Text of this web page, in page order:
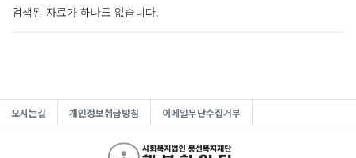
검색된 자료가 하나도 없습니다.
오시는길 개인정보취급방침 이메일무단수집거부